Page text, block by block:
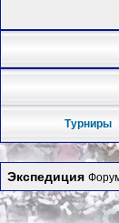
Турниры
Экспедиция